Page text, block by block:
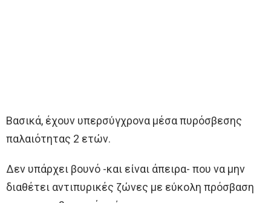
Βασικά, έχουν υπερσύγχρονα μέσα πυρόσβεσης
παλαιότητας 2 ετών.
Δεν υπάρχει βουνό -και είναι άπειρα- που να μην
διαθέτει αντιπυρικές ζώνες με εύκολη πρόσβαση